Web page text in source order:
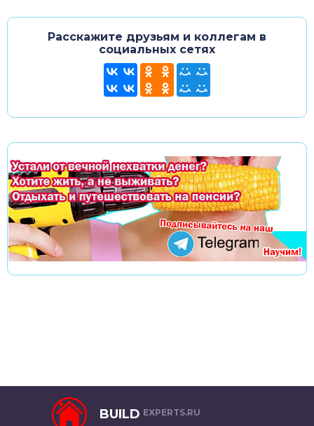
Расскажите друзьям и коллегам в
социальных сетях
BUILD EXPERTS.RU